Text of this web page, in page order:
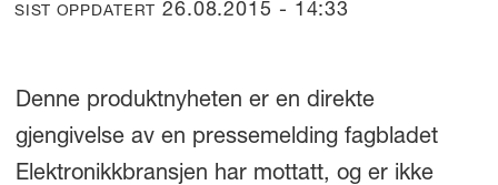
SIST OPPDATERT 26.08.2015 - 14:33
Denne produktnyheten er en direkte
gjengivelse av en pressemelding fagbladet
Elektronikkbransjen har mottatt, og er ikke